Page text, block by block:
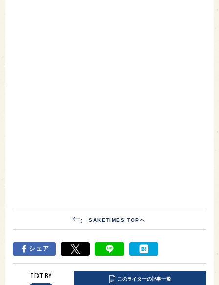
SAKETIMES TOPへ
シェア
TEXT BY このライターの記事一覧